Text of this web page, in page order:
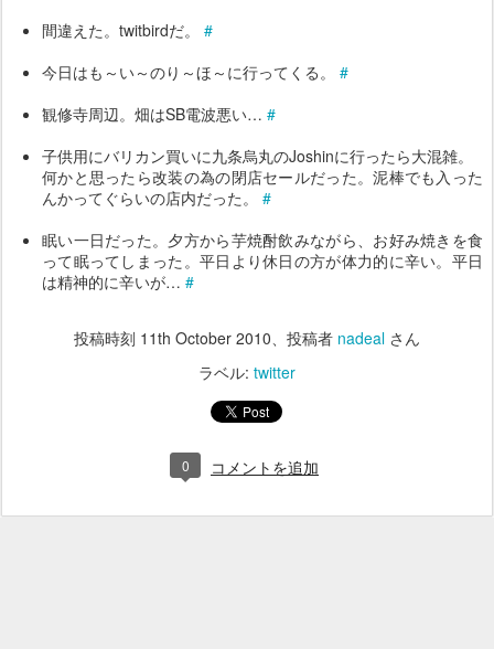
間違えた。twitbirdだ。 #
今日はも～い～のり～ほ～に行ってくる。 #
観修寺周辺。畑はSB電波悪い… #
子供用にバリカン買いに九条烏丸のJoshinに行ったら大混雑。
何かと思ったら改装の為の閉店セールだった。泥棒でも入った
んかってぐらいの店内だった。 #
眠い一日だった。夕方から芋焼酎飲みながら、お好み焼きを食
って眠ってしまった。平日より休日の方が体力的に辛い。平日
は精神的に辛いが… #
投稿時刻 11th October 2010、投稿者 nadeal さん
ラベル: twitter
0 コメントを追加